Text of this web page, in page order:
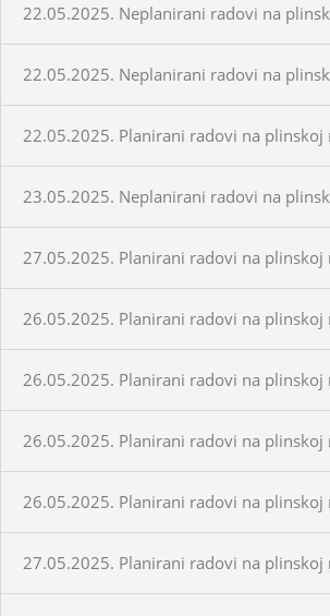
22.05.2025. Neplanirani radovi na
22.05.2025. Neplanirani radovi na
22.05.2025. Planirani radovi na plinskoj
23.05.2025. Neplanirani radovi na
27.05.2025. Planirani radovi na plinskoj
26.05.2025. Planirani radovi na plinskoj
26.05.2025. Planirani radovi na plinskoj
26.05.2025. Planirani radovi na plinskoj
26.05.2025. Planirani radovi na plinskoj
27.05.2025. Planirani radovi na plinskoj